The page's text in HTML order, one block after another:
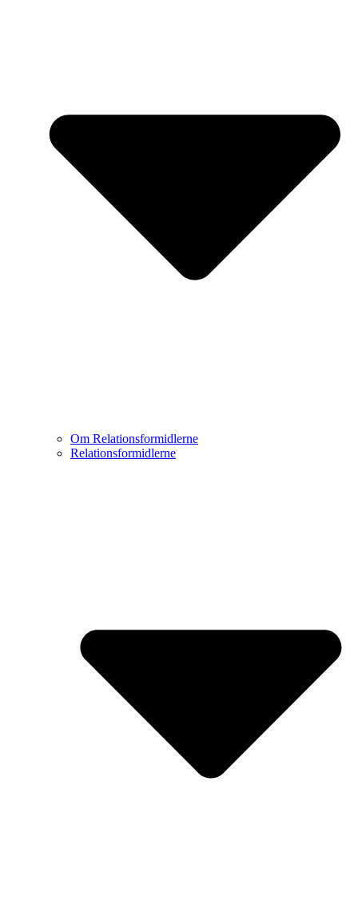
Om Relationsformidlerne
Relationsformidlerne